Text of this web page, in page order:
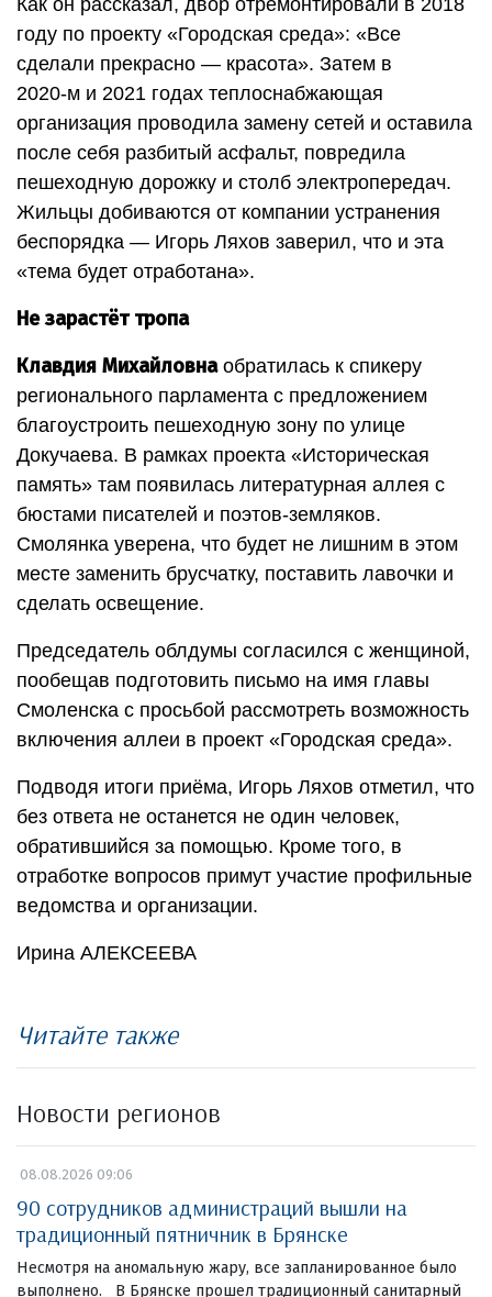
Как он рассказал, двор отремонтировали в 2018
году по проекту «Городская среда»: «Все
сделали прекрасно — красота». Затем в
2020-м и 2021 годах теплоснабжающая
организация проводила замену сетей и оставила
после себя разбитый асфальт, повредила
пешеходную дорожку и столб электропередач.
Жильцы добиваются от компании устранения
беспорядка — Игорь Ляхов заверил, что и эта
«тема будет отработана».
Не зарастёт тропа
Клавдия Михайловна обратилась к спикеру
регионального парламента с предложением
благоустроить пешеходную зону по улице
Докучаева. В рамках проекта «Историческая
память» там появилась литературная аллея с
бюстами писателей и поэтов-земляков.
Смолянка уверена, что будет не лишним в этом
месте заменить брусчатку, поставить лавочки и
сделать освещение.
Председатель облдумы согласился с женщиной,
пообещав подготовить письмо на имя главы
Смоленска с просьбой рассмотреть возможность
включения аллеи в проект «Городская среда».
Подводя итоги приёма, Игорь Ляхов отметил, что
без ответа не останется не один человек,
обратившийся за помощью. Кроме того, в
отработке вопросов примут участие профильные
ведомства и организации.
Ирина АЛЕКСЕЕВА
Читайте также
Новости регионов
08.08.2026 09:06
90 сотрудников администраций вышли на
традиционный пятничник в Брянске
Несмотря на аномальную жару, все запланированное было
выполнено. В Брянске прошел традиционный санитарный